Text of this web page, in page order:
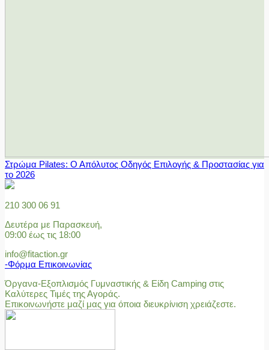
Στρώμα Pilates: Ο Απόλυτος Οδηγός Επιλογής & Προστασίας για
το 2026
210 300 06 91
Δευτέρα με Παρασκευή,
09:00 έως τις 18:00
info@fitaction.gr
-Φόρμα Επικοινωνίας
Όργανα-Εξοπλισμός Γυμναστικής & Είδη Camping στις
Καλύτερες Τιμές της Αγοράς.
Επικοινωνήστε μαζί μας για όποια διευκρίνιση χρειάζεστε.